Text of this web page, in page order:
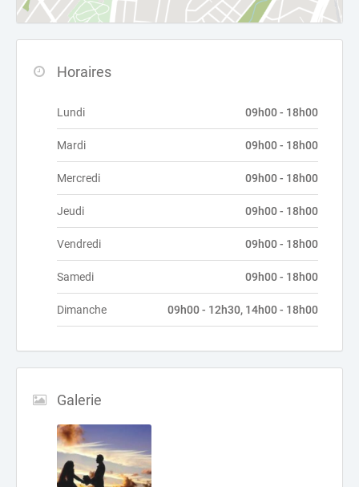
Horaires
Lundi 09h00 - 18h00
Mardi 09h00 - 18h00
Mercredi 09h00 - 18h00
Jeudi 09h00 - 18h00
Vendredi 09h00 - 18h00
Samedi 09h00 - 18h00
Dimanche 09h00 - 12h30, 14h00 - 18h00
Galerie